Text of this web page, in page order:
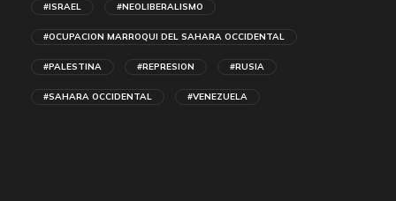
#ISRAEL #NEOLIBERALISMO
#OCUPACION MARROQUI DEL SAHARA OCCIDENTAL
#PALESTINA #REPRESION #RUSIA
#SAHARA OCCIDENTAL #VENEZUELA